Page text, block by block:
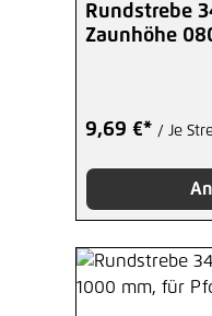
Rundstrebe
Zaunhöhe
9,69 €* / Je